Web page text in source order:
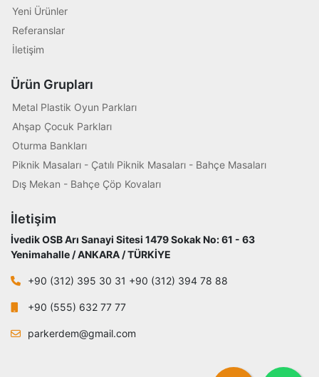
Yeni Ürünler
Referanslar
İletişim
Ürün Grupları
Metal Plastik Oyun Parkları
Ahşap Çocuk Parkları
Oturma Bankları
Piknik Masaları - Çatılı Piknik Masaları - Bahçe Masaları
Dış Mekan - Bahçe Çöp Kovaları
İletişim
İvedik OSB Arı Sanayi Sitesi 1479 Sokak No: 61 - 63
Yenimahalle / ANKARA / TÜRKİYE
+90 (312) 395 30 31 +90 (312) 394 78 88
+90 (555) 632 77 77
parkerdem@gmail.com